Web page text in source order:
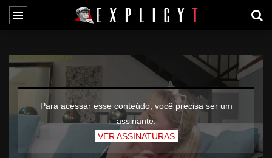
Para acessar esse conteúdo, você precisa ser um
assinante.
VER ASSINATURAS